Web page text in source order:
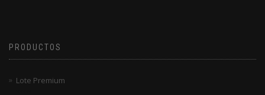
PRODUCTOS
Lote Premium